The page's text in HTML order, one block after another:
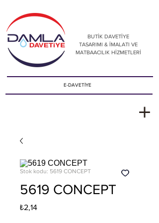
BUTİK DAVETİYE
TASARIMI & İMALATI VE
MATBAACILIK HİZMETLERİ
E-DAVETİYE
Stok kodu: 5619 CONCEPT
5619 CONCEPT
₺2,14